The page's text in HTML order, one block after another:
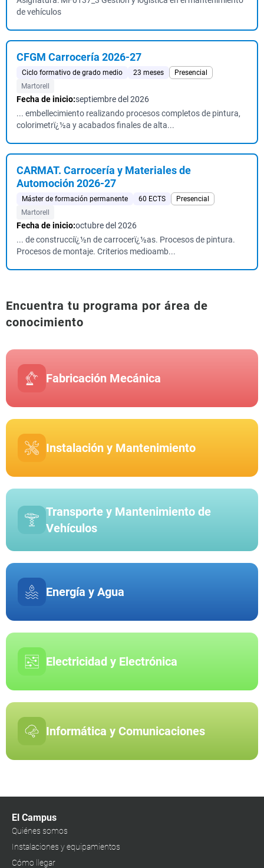
de vehículos
CFGM Carrocería 2026-27
Ciclo formativo de grado medio 23 meses
Presencial
Martorell
Fecha de inicio:septiembre del 2026
... embellecimiento realizando procesos completos de pintura,
colorimetrï¿½a y acabados finales de alta...
CARMAT. Carrocería y Materiales de
Automoción 2026-27
Máster de formación permanente 60 ECTS
Presencial
Martorell
Fecha de inicio:octubre del 2026
... de construcciï¿½n de carrocerï¿½as. Procesos de pintura.
Procesos de montaje. Criterios medioamb...
Encuentra tu programa por área de
conocimiento
Fabricación Mecánica
Instalación y Mantenimiento
Transporte y Mantenimiento de
Vehículos
Energía y Agua
Electricidad y Electrónica
Informática y Comunicaciones
El Campus
Quiénes somos
Instalaciones y equipamientos
Cómo llegar